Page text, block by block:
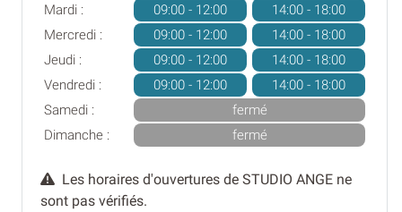
Mardi :
09:00 - 12:00
14:00 - 18:00
Mercredi :
09:00 - 12:00
14:00 - 18:00
Jeudi :
09:00 - 12:00
14:00 - 18:00
Vendredi :
09:00 - 12:00
14:00 - 18:00
Samedi :
fermé
Dimanche :
fermé
Les horaires d'ouvertures de STUDIO ANGE ne
sont pas vérifiés.